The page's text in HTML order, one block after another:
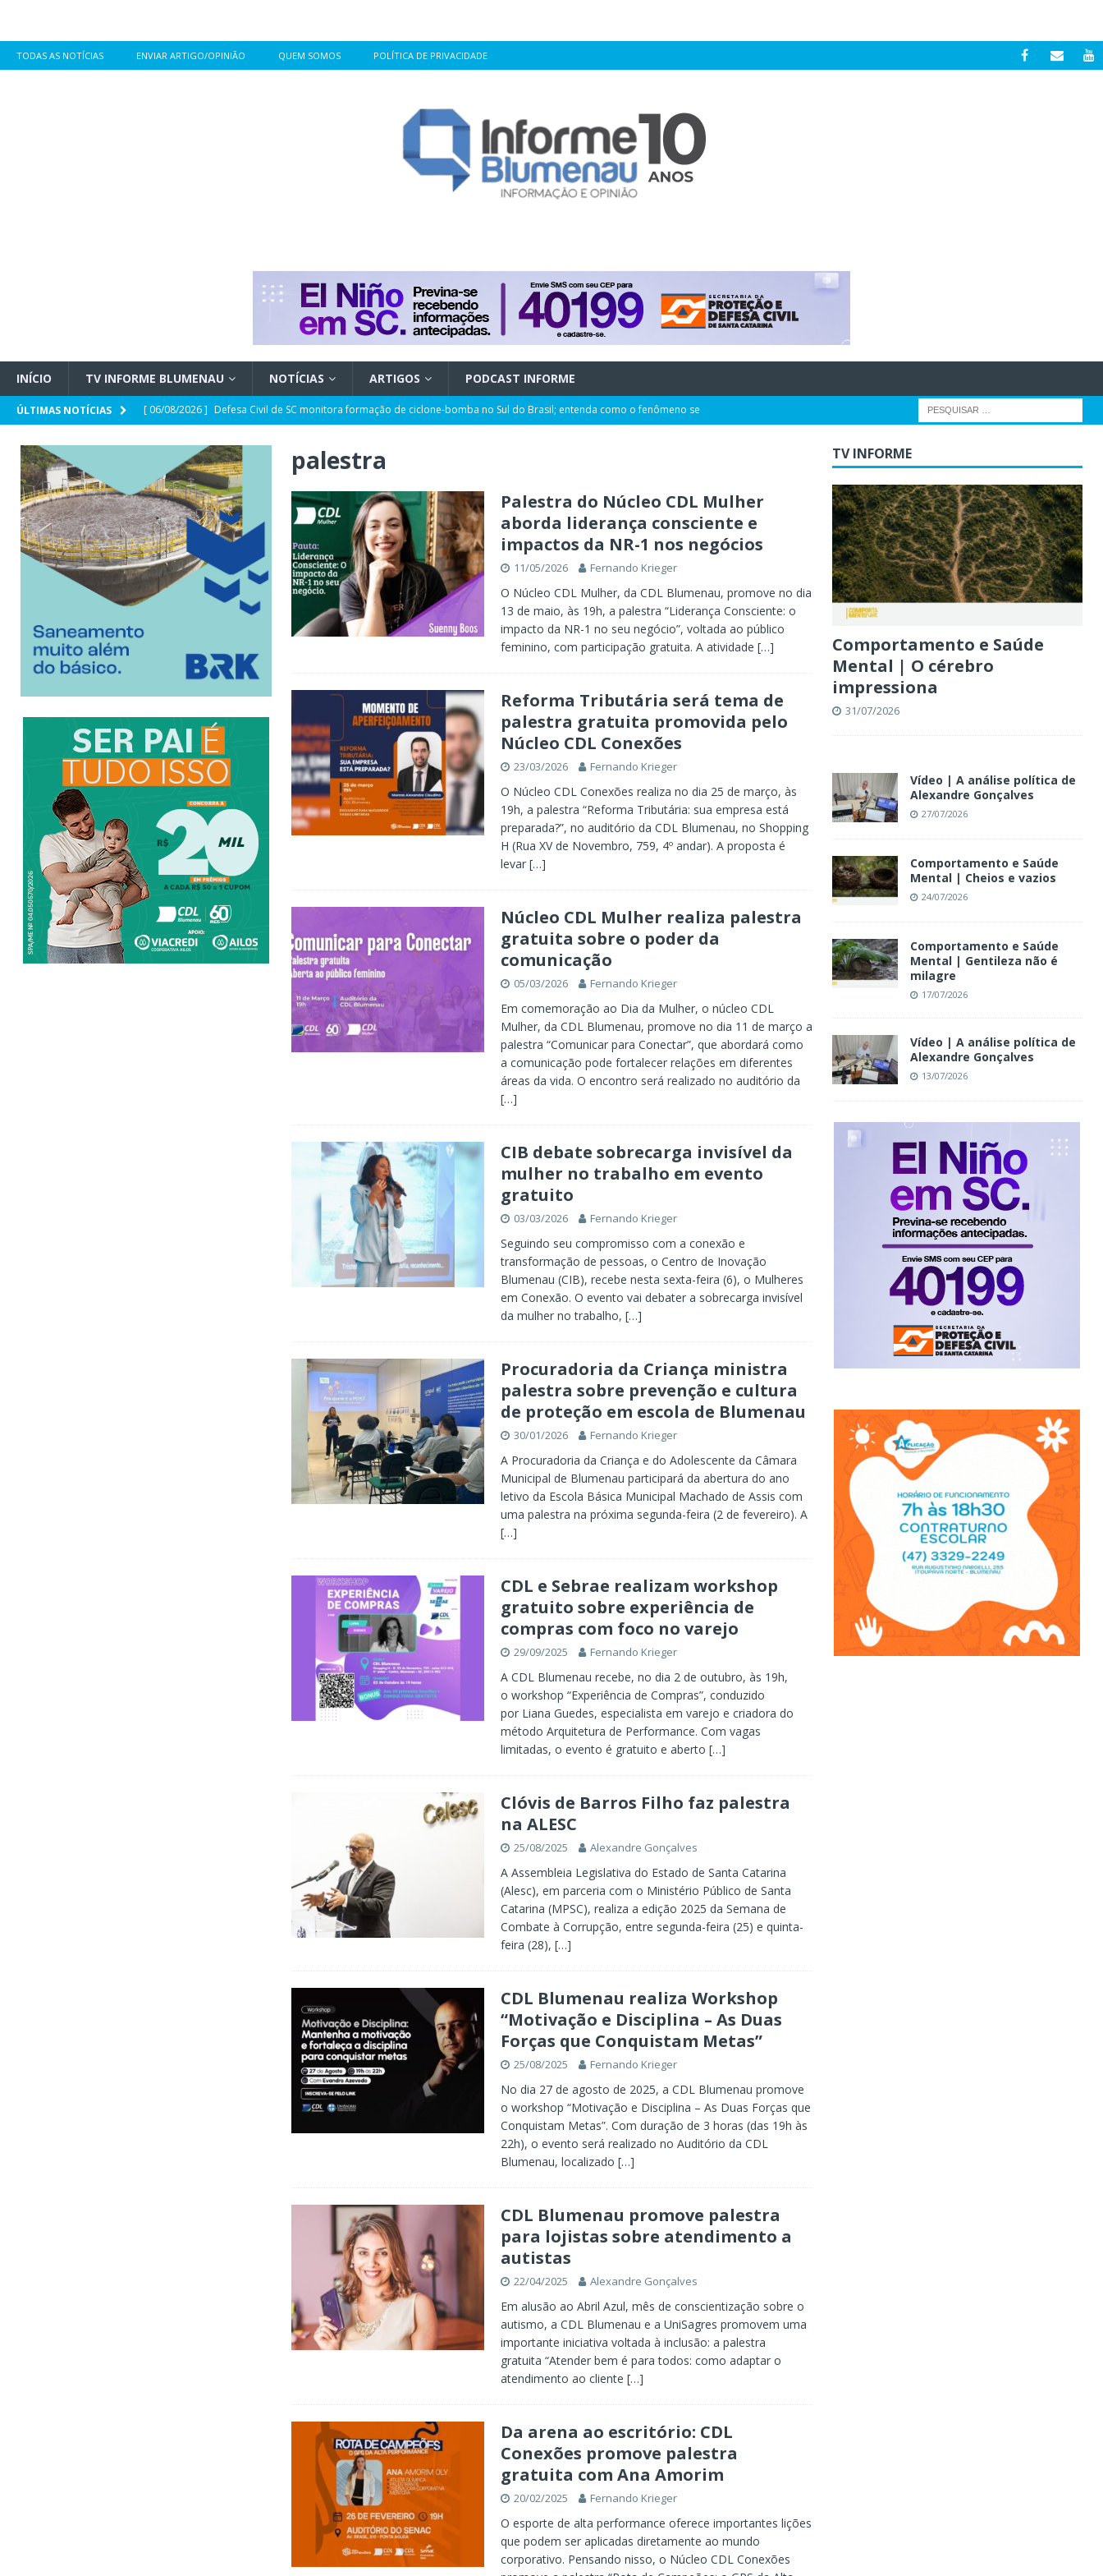
TODAS AS NOTÍCIAS ENVIAR ARTIGO/OPINIÃO QUEM SOMOS POLÍTICA DE PRIVACIDADE
INÍCIO TV INFORME BLUMENAU NOTÍCIAS ARTIGOS PODCAST INFORME
ÚLTIMAS NOTÍCIAS [ 06/08/2026 ] Defesa Civil de SC monitora formação de ciclone-bomba no Sul do Brasil; entenda como o fenômeno se
[ 05/08/2026 ] Banco Central reduz Selic a 14% ao ano com corte de 0,25 ponto pela quarta vez
[ 05/08/2026 ] CDL Conecta 2026 debate inteligência artificial, expansão de negócios e liderança em Blumenau
GERAL
[ 05/08/2026 ] Parceria CRECI-SC e Sebrae/SC: maior programa de capacitação do mercado imobiliário realiza palestras
sobre Reforma Tributária em Blumenau
GERAL
[ 05/08/2026 ]
Spaten Tisch chega à Oktoberfest de Blumenau para celebrar o ritual da cerveja e dos encontros
GERAL
[ 05/08/2026 ]
Prefeitura abre espaço para a população construir o Plano Municipal dos Direitos da Pessoa com
Deficiência
GERAL
palestra
Palestra do Núcleo CDL Mulher
aborda liderança consciente e
impactos da NR-1 nos negócios
11/05/2026 Fernando Krieger
O Núcleo CDL Mulher, da CDL Blumenau, promove no dia
13 de maio, às 19h, a palestra “Liderança Consciente: o
impacto da NR-1 no seu negócio”, voltada ao público
feminino, com participação gratuita. A atividade […]
Reforma Tributária será tema de
palestra gratuita promovida pelo
Núcleo CDL Conexões
23/03/2026 Fernando Krieger
O Núcleo CDL Conexões realiza no dia 25 de março, às
19h, a palestra “Reforma Tributária: sua empresa está
preparada?”, no auditório da CDL Blumenau, no Shopping
H (Rua XV de Novembro, 759, 4º andar). A proposta é
levar […]
Núcleo CDL Mulher realiza palestra
gratuita sobre o poder da
comunicação
05/03/2026 Fernando Krieger
Em comemoração ao Dia da Mulher, o núcleo CDL
Mulher, da CDL Blumenau, promove no dia 11 de março a
palestra “Comunicar para Conectar”, que abordará como
a comunicação pode fortalecer relações em diferentes
áreas da vida. O encontro será realizado no auditório da
[…]
CIB debate sobrecarga invisível da
mulher no trabalho em evento
gratuito
03/03/2026 Fernando Krieger
Seguindo seu compromisso com a conexão e
transformação de pessoas, o Centro de Inovação
Blumenau (CIB), recebe nesta sexta-feira (6), o Mulheres
em Conexão. O evento vai debater a sobrecarga invisível
da mulher no trabalho, […]
Procuradoria da Criança ministra
palestra sobre prevenção e cultura
de proteção em escola de Blumenau
30/01/2026 Fernando Krieger
A Procuradoria da Criança e do Adolescente da Câmara
Municipal de Blumenau participará da abertura do ano
letivo da Escola Básica Municipal Machado de Assis com
uma palestra na próxima segunda-feira (2 de fevereiro). A
[…]
CDL e Sebrae realizam workshop
gratuito sobre experiência de
compras com foco no varejo
29/09/2025 Fernando Krieger
A CDL Blumenau recebe, no dia 2 de outubro, às 19h,
o workshop “Experiência de Compras”, conduzido
por Liana Guedes, especialista em varejo e criadora do
método Arquitetura de Performance. Com vagas
limitadas, o evento é gratuito e aberto […]
Clóvis de Barros Filho faz palestra
na ALESC
25/08/2025 Alexandre Gonçalves
A Assembleia Legislativa do Estado de Santa Catarina
(Alesc), em parceria com o Ministério Público de Santa
Catarina (MPSC), realiza a edição 2025 da Semana de
Combate à Corrupção, entre segunda-feira (25) e quinta-
feira (28), […]
CDL Blumenau realiza Workshop
“Motivação e Disciplina – As Duas
Forças que Conquistam Metas”
25/08/2025 Fernando Krieger
No dia 27 de agosto de 2025, a CDL Blumenau promove
o workshop “Motivação e Disciplina – As Duas Forças que
Conquistam Metas”. Com duração de 3 horas (das 19h às
22h), o evento será realizado no Auditório da CDL
Blumenau, localizado […]
CDL Blumenau promove palestra
para lojistas sobre atendimento a
autistas
22/04/2025 Alexandre Gonçalves
Em alusão ao Abril Azul, mês de conscientização sobre o
autismo, a CDL Blumenau e a UniSagres promovem uma
importante iniciativa voltada à inclusão: a palestra
gratuita “Atender bem é para todos: como adaptar o
atendimento ao cliente […]
Da arena ao escritório: CDL
Conexões promove palestra
gratuita com Ana Amorim
20/02/2025 Fernando Krieger
O esporte de alta performance oferece importantes lições
que podem ser aplicadas diretamente ao mundo
corporativo. Pensando nisso, o Núcleo CDL Conexões
TV INFORME
Comportamento e Saúde
Mental | O cérebro
impressiona
31/07/2026
Vídeo | A análise política de
Alexandre Gonçalves
27/07/2026
Comportamento e Saúde
Mental | Cheios e vazios
24/07/2026
Comportamento e Saúde
Mental | Gentileza não é
milagre
17/07/2026
Vídeo | A análise política de
Alexandre Gonçalves
13/07/2026